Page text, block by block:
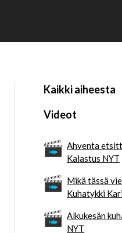
Kaikki aiheesta
Videot
Ahventa
Kalastus NYT
Mikä tässä
Kuhatykki
Alkukesän
NYT